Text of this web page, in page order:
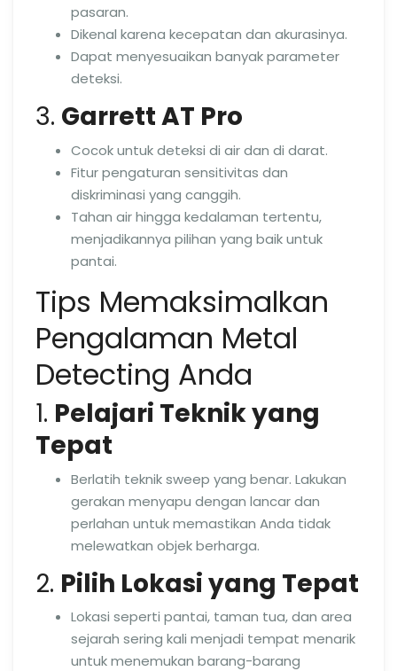
pasaran.
Dikenal karena kecepatan dan akurasinya.
Dapat menyesuaikan banyak parameter
deteksi.
3. Garrett AT Pro
Cocok untuk deteksi di air dan di darat.
Fitur pengaturan sensitivitas dan
diskriminasi yang canggih.
Tahan air hingga kedalaman tertentu,
menjadikannya pilihan yang baik untuk
pantai.
Tips Memaksimalkan
Pengalaman Metal
Detecting Anda
1. Pelajari Teknik yang
Tepat
Berlatih teknik sweep yang benar. Lakukan
gerakan menyapu dengan lancar dan
perlahan untuk memastikan Anda tidak
melewatkan objek berharga.
2. Pilih Lokasi yang Tepat
Lokasi seperti pantai, taman tua, dan area
sejarah sering kali menjadi tempat menarik
untuk menemukan barang-barang